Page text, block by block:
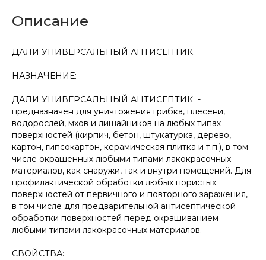
Описание
ДАЛИ УНИВЕРСАЛЬНЫЙ АНТИСЕПТИК.
НАЗНАЧЕНИЕ:
ДАЛИ УНИВЕРСАЛЬНЫЙ АНТИСЕПТИК -
предназначен для уничтожения грибка, плесени,
водорослей, мхов и лишайников на любых типах
поверхностей (кирпич, бетон, штукатурка, дерево,
картон, гипсокартон, керамическая плитка и т.п.), в том
числе окрашенных любыми типами лакокрасочных
материалов, как снаружи, так и внутри помещений. Для
профилактической обработки любых пористых
поверхностей от первичного и повторного заражения,
в том числе для предварительной антисептической
обработки поверхностей перед окрашиванием
любыми типами лакокрасочных материалов.
СВОЙСТВА: